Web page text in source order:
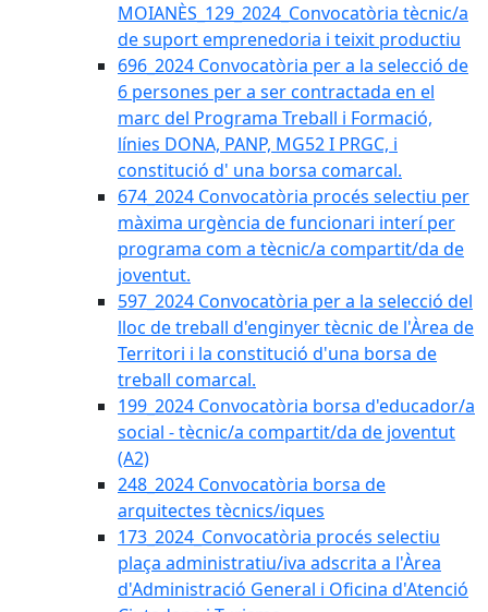
MOIANÈS_129_2024_Convocatòria tècnic/a
de suport emprenedoria i teixit productiu
696_2024 Convocatòria per a la selecció de
6 persones per a ser contractada en el
marc del Programa Treball i Formació,
línies DONA, PANP, MG52 I PRGC, i
constitució d' una borsa comarcal.
674_2024 Convocatòria procés selectiu per
màxima urgència de funcionari interí per
programa com a tècnic/a compartit/da de
joventut.
597_2024 Convocatòria per a la selecció del
lloc de treball d'enginyer tècnic de l'Àrea de
Territori i la constitució d'una borsa de
treball comarcal.
199_2024 Convocatòria borsa d'educador/a
social - tècnic/a compartit/da de joventut
(A2)
248_2024 Convocatòria borsa de
arquitectes tècnics/iques
173_2024_Convocatòria procés selectiu
plaça administratiu/iva adscrita a l'Àrea
d'Administració General i Oficina d'Atenció